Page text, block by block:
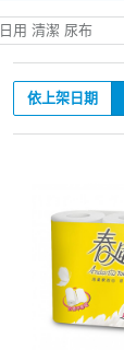
日用 清潔 尿布
依上架日期